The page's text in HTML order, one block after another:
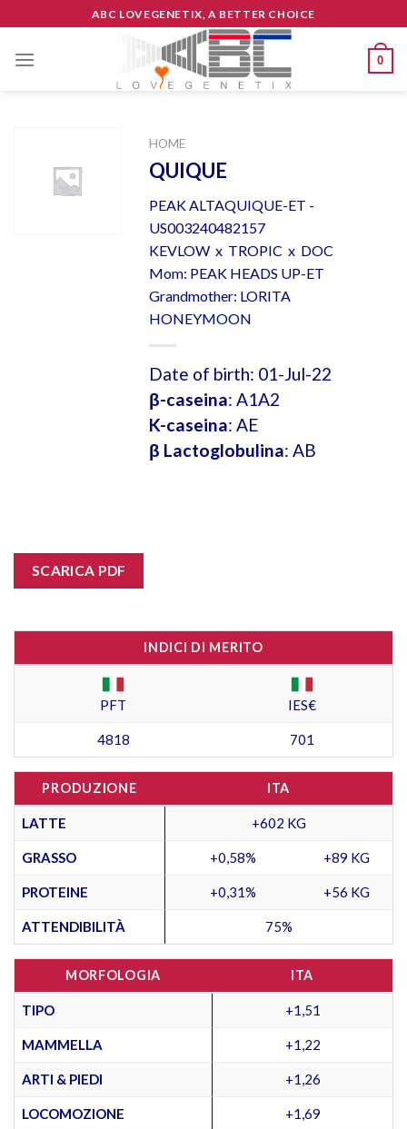
to
content
ABC LOVEGENETIX, A BETTER CHOICE
0
HOME
QUIQUE
PEAK ALTAQUIQUE-ET -
US003240482157
KEVLOW x TROPIC x DOC
Mom: PEAK HEADS UP-ET
Grandmother: LORITA
HONEYMOON
Date of birth: 01-Jul-22
β-caseina: A1A2
K-caseina: AE
β Lactoglobulina: AB
SCARICA PDF
INDICI DI MERITO
PFT IES€
4818 701
PRODUZIONE ITA
LATTE +602 KG
GRASSO +0,58% +89 KG
PROTEINE +0,31% +56 KG
ATTENDIBILITÀ 75%
MORFOLOGIA ITA
TIPO +1,51
MAMMELLA +1,22
ARTI & PIEDI +1,26
LOCOMOZIONE +1,69